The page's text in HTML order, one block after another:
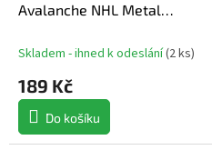
Avalanche NHL Metal
Skladem - ihned k odeslání(2 ks)
189 Kč
Do košíku